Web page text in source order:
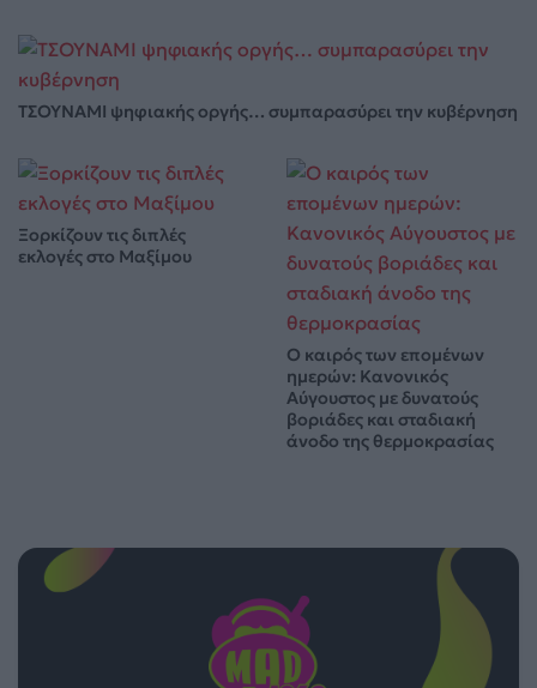
ΤΣΟΥΝΑΜΙ ψηφιακής οργής… συμπαρασύρει την κυβέρνηση
Ξορκίζουν τις διπλές
εκλογές στο Μαξίμου
Ο καιρός των επομένων
ημερών: Κανονικός
Αύγουστος με δυνατούς
βοριάδες και σταδιακή
άνοδο της θερμοκρασίας